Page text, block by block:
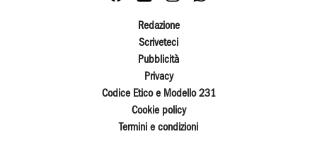
Redazione
Scriveteci
Pubblicità
Privacy
Codice Etico e Modello 231
Cookie policy
Termini e condizioni